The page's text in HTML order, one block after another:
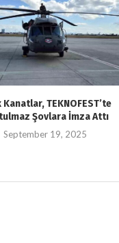
Kanatlar, TEKNOFEST’te
Şovlara İmza Attı
September 19, 2025